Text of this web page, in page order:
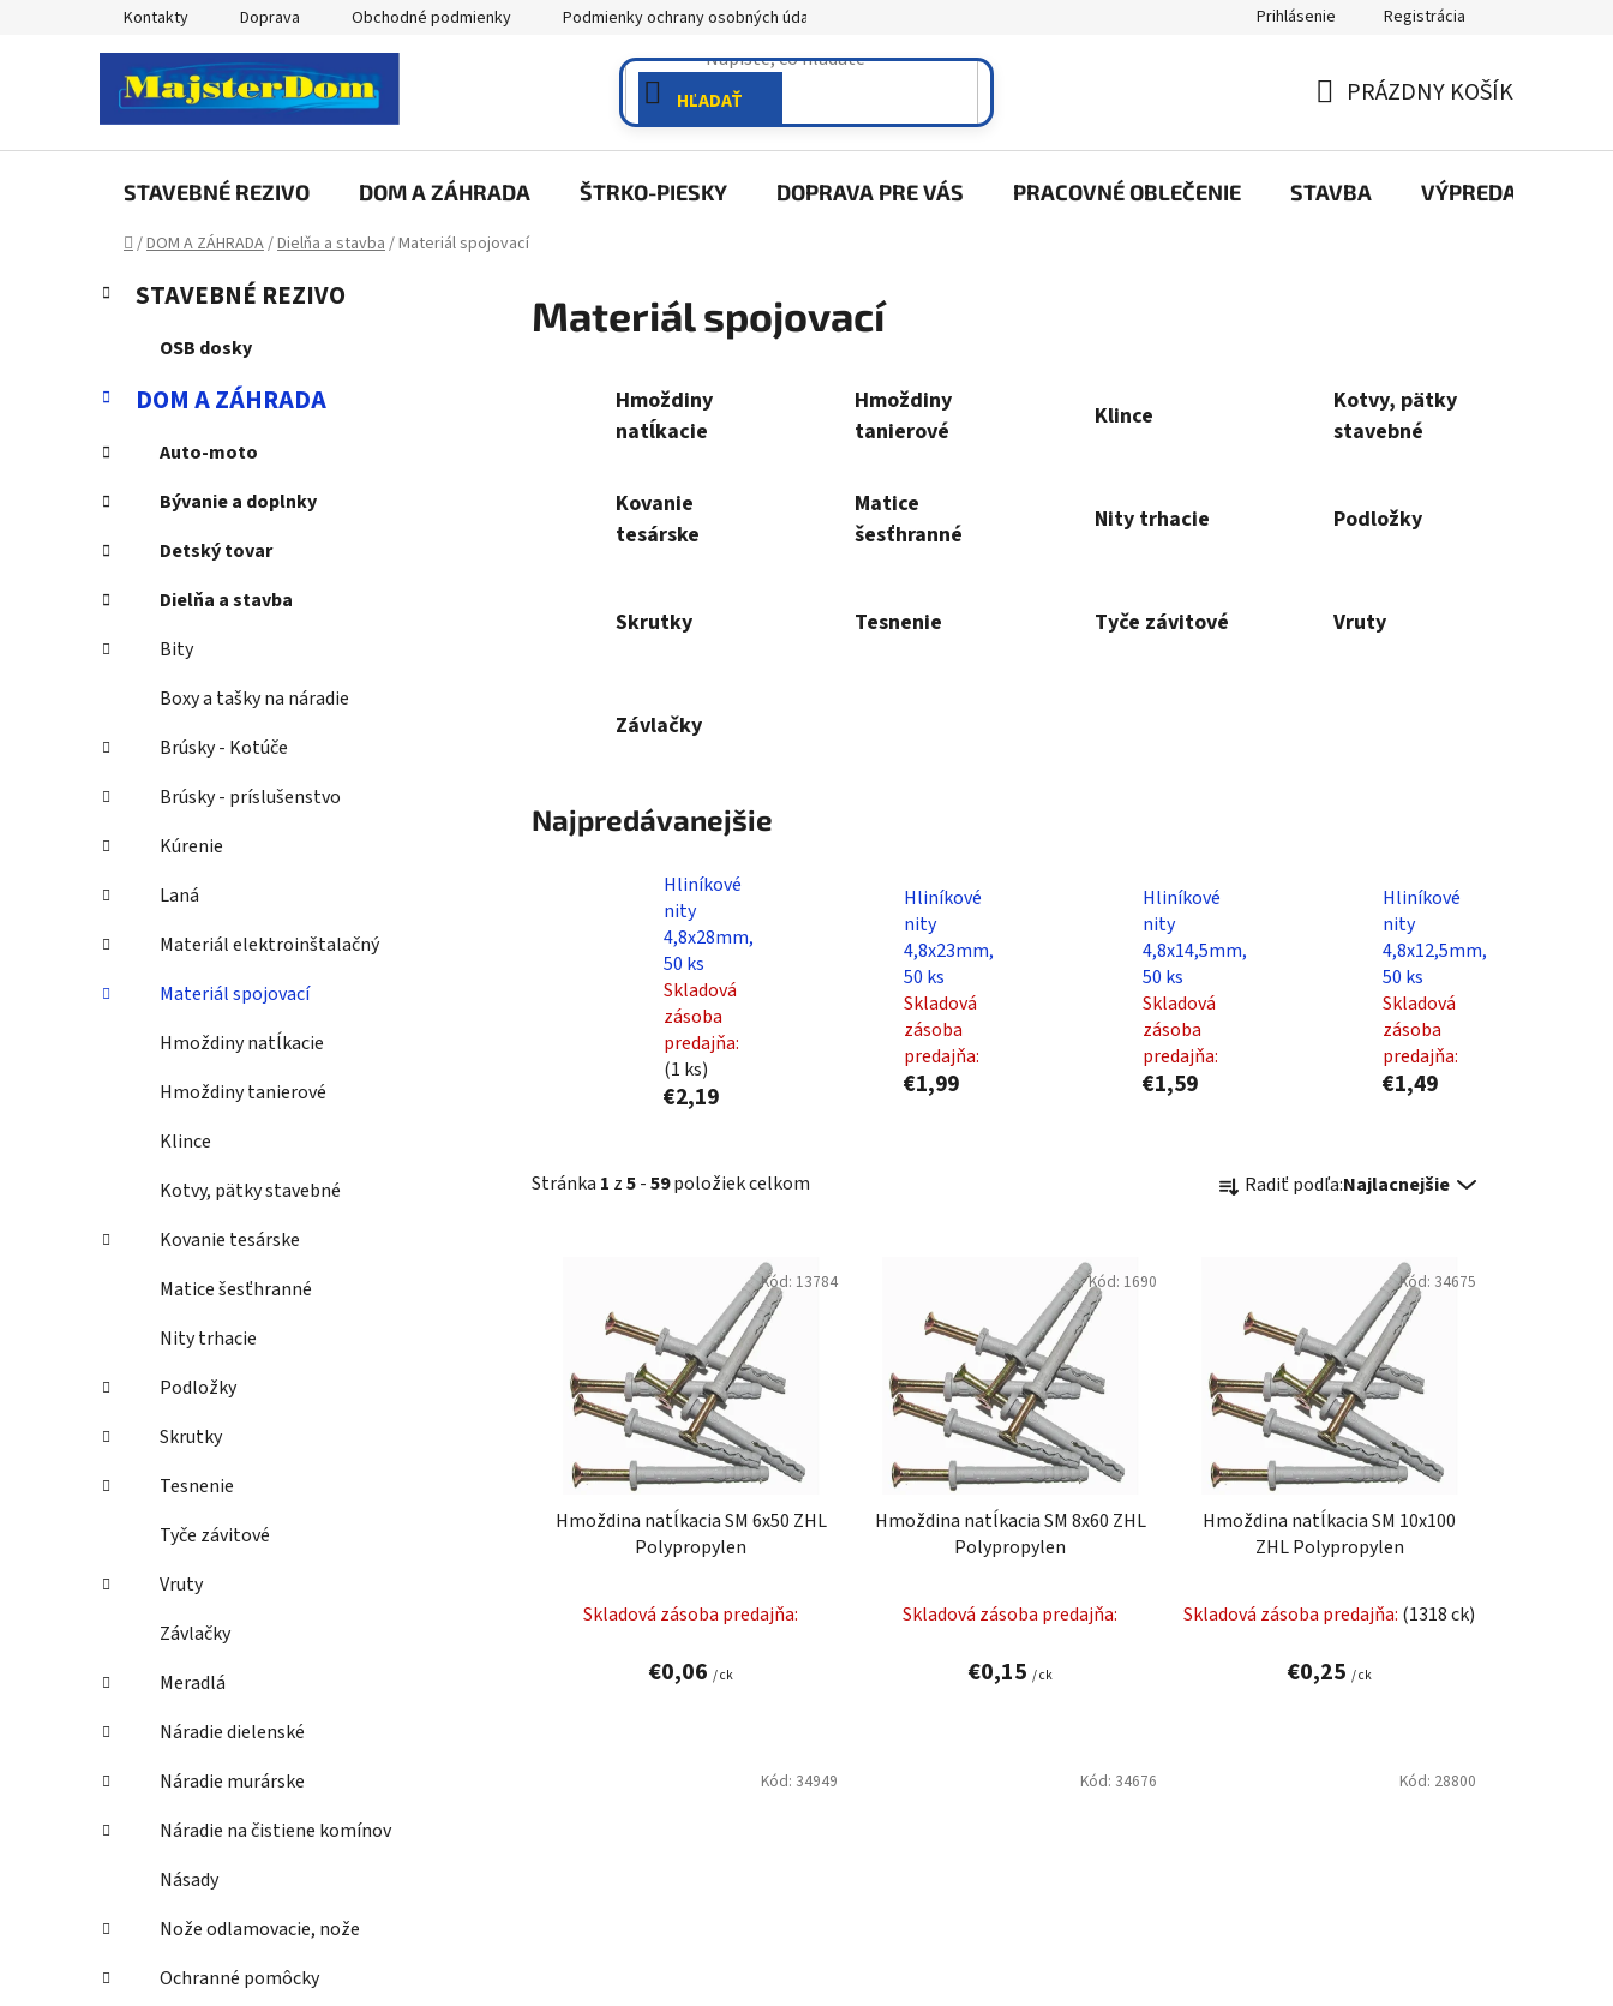
Kontakty Doprava Obchodné podmienky Podmienky ochrany osobných údajov Prihlásenie Registrácia
HĽADAŤ
KOŠÍK
PRÁZDNY KOŠÍK
STAVEBNÉ REZIVO DOM A ZÁHRADA ŠTRKO-PIESKY DOPRAVA PRE VÁS PRACOVNÉ OBLEČENIE STAVBA VÝPREDAJ
Domov
/DOM A ZÁHRADA/Dielňa a stavba/Materiál spojovací
B
ý
p
a
n
l
Preskočiť
kategórie
K
a
g
ó
r
i
e
STAVEBNÉ REZIVO
OSB dosky
DOM A ZÁHRADA
Auto-moto
Bývanie a doplnky
Detský tovar
Dielňa a stavba
Bity
Boxy a tašky na náradie
Brúsky - Kotúče
Brúsky - príslušenstvo
Kúrenie
Laná
Materiál elektroinštalačný
Materiál spojovací
Hmoždiny natĺkacie
Hmoždiny tanierové
Klince
Kotvy, pätky stavebné
Kovanie tesárske
Matice šesťhranné
Nity trhacie
Podložky
Skrutky
Tesnenie
Tyče závitové
Vruty
Závlačky
Meradlá
Náradie dielenské
Náradie murárske
Náradie na čistiene komínov
Násady
Nože odlamovacie, nože
Ochranné pomôcky
Materiál spojovací
Hmoždiny
natĺkacie
Hmoždiny
tanierové
Klince
Kotvy, pätky
stavebné
Kovanie
tesárske
Matice
šesťhranné
Nity trhacie Podložky
Skrutky Tesnenie Tyče závitové Vruty
Závlačky
Najpredávanejšie
Hliníkové
nity
4,8x28mm,
50 ks
Skladová
zásoba
predajňa:
(1 ks)
€2,19
Hliníkové
nity
4,8x23mm,
50 ks
Skladová
zásoba
predajňa:
€1,99
Hliníkové
nity
4,8x14,5mm,
50 ks
Skladová
zásoba
predajňa:
€1,59
Hliníkové
nity
4,8x12,5mm,
50 ks
Skladová
zásoba
predajňa:
€1,49
Stránka 1 z5-59položiek celkom
a
p
r
d
u
o
Radiť podľa:Najlacnejšie
Hmoždina natĺkacia SM 6x50 ZHL
Polypropylen
Skladová zásoba predajňa:
€0,06 / ck
Kód: 13784
Hmoždina natĺkacia SM 8x60 ZHL
Polypropylen
Skladová zásoba predajňa:
€0,15 / ck
Kód: 1690
Hmoždina natĺkacia SM 10x100
ZHL Polypropylen
Skladová zásoba predajňa: (1318 ck)
€0,25 / ck
Kód: 34675
Kód: 34949 Kód: 34676 Kód: 28800